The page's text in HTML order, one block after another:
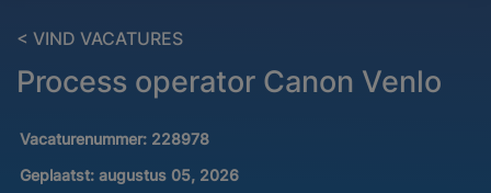
< VIND VACATURES
Process operator Canon Venlo
Vacaturenummer: 228978
Geplaatst: augustus 05, 2026